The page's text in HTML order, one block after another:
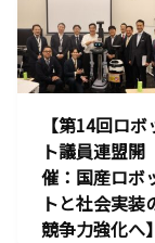
ー）」とは？
環境部会
【第14回ロボ
ト議員連盟開
催：国産ロボ
トと社会実装
競争力強化へ】